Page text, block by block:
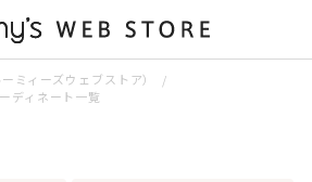
ミィーズウェブストア）
ディネート一覧